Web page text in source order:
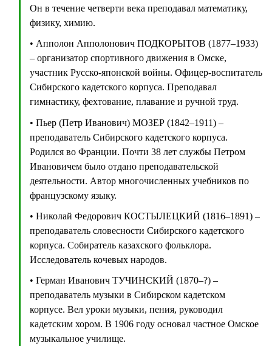
Он в течение четверти века преподавал математику,
физику, химию.
• Апполон Апполонович ПОДКОРЫТОВ (1877–1933)
– организатор спортивного движения в Омске,
участник Русско-японской войны. Офицер-воспитатель
Сибирского кадетского корпуса. Преподавал
гимнастику, фехтование, плавание и ручной труд.
• Пьер (Петр Иванович) МОЗЕР (1842–1911) –
преподаватель Сибирского кадетского корпуса.
Родился во Франции. Почти 38 лет службы Петром
Ивановичем было отдано преподавательской
деятельности. Автор многочисленных учебников по
французскому языку.
• Николай Федорович КОСТЫЛЕЦКИЙ (1816–1891) –
преподаватель словесности Сибирского кадетского
корпуса. Собиратель казахского фольклора.
Исследователь кочевых народов.
• Герман Иванович ТУЧИНСКИЙ (1870–?) –
преподаватель музыки в Сибирском кадетском
корпусе. Вел уроки музыки, пения, руководил
кадетским хором. В 1906 году основал частное Омское
музыкальное училище.